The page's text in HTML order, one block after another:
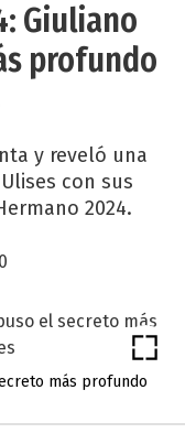
Giuliano
profundo
y reveló una
con sus
2024.
más profundo